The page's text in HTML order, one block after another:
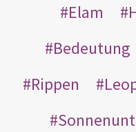
Elam
Bedeutung
Rippen